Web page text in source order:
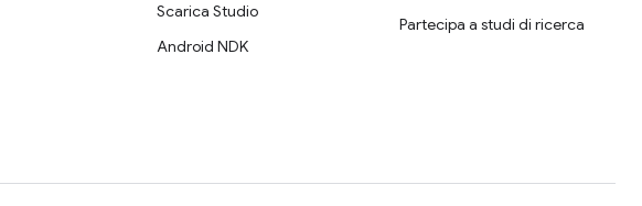
Scarica Studio
Android NDK
Partecipa a studi di ricerca